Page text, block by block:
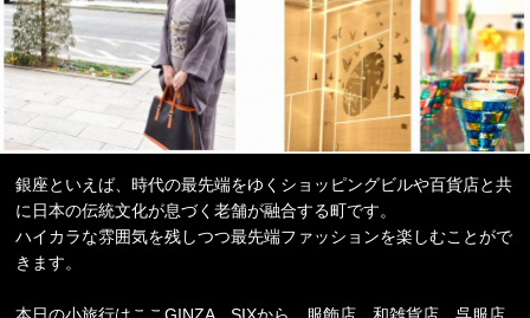
銀座といえば、時代の最先端をゆくショッピングビルや百貨店と共
に日本の伝統文化が息づく老舗が融合する町です。
ハイカラな雰囲気を残しつつ最先端ファッションを楽しむことがで
きます。
本日の小旅行はここGINZA SIXから。服飾店、和雑貨店、呉服店